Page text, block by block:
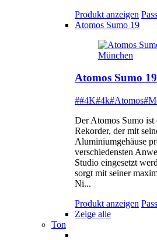
Produkt anzeigen
Atomos Sumo 19
Atomos Sumo 19
##4K#4k#Atomos
Der Atomos Sumo
Rekorder, der mit
Aluminiumgehäuse
verschiedensten
Studio eingesetzt
sorgt mit seiner
Ni...
Produkt anzeigen
Zeige alle
Ton